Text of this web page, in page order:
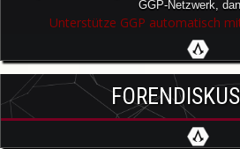
GGP-Netzwerk,
Unterstütze GGP automatisch